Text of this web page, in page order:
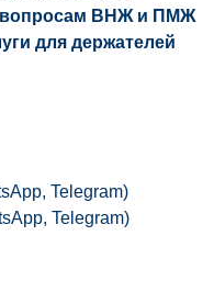
вопросам ВНЖ и ПМЖ
для держателей
Telegram)
Telegram)